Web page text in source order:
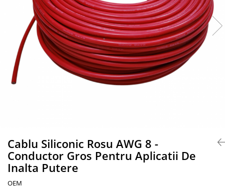
Celule LFP
Baterie masinute
BMS Li-Ion
BMS LFP
Smart BMS
Accesorii acumulatori
Carcase Baterii
Cabluri
Conectori
Accesorii sisteme fotovoltaice
Cablu Siliconic Rosu AWG 8 -
Conductor Gros Pentru Aplicatii De
Inalta Putere
OEM